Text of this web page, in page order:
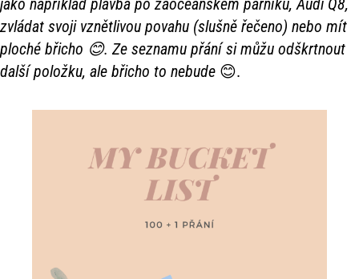
zvládat svoji vznětlivou povahu (slušně řečeno) nebo mít
ploché břicho 😊. Ze seznamu přání si můžu odškrtnout
další položku, ale břicho to nebude 😊.